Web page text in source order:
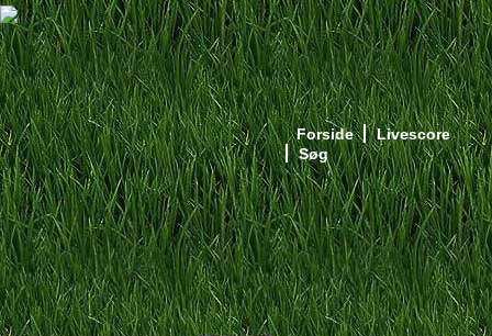
Forside
Livescore
Søg
Наши партнеры
лучшие займы